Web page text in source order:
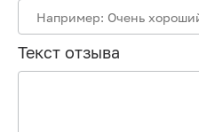
Текст отзыва